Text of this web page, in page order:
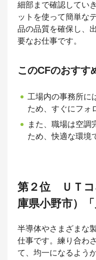
細部まで確認してい
ットを使って簡単な
品の品質を確保し、
要なお仕事です。
このCFのおすす
工場内の事務所に
ため、すぐにフォ
また、職場は空調
ため、快適な環境
第２位 ＵＴコ
庫県小野市）「
半導体やさまざまな
仕事です。練り合わ
て、均一になるよう